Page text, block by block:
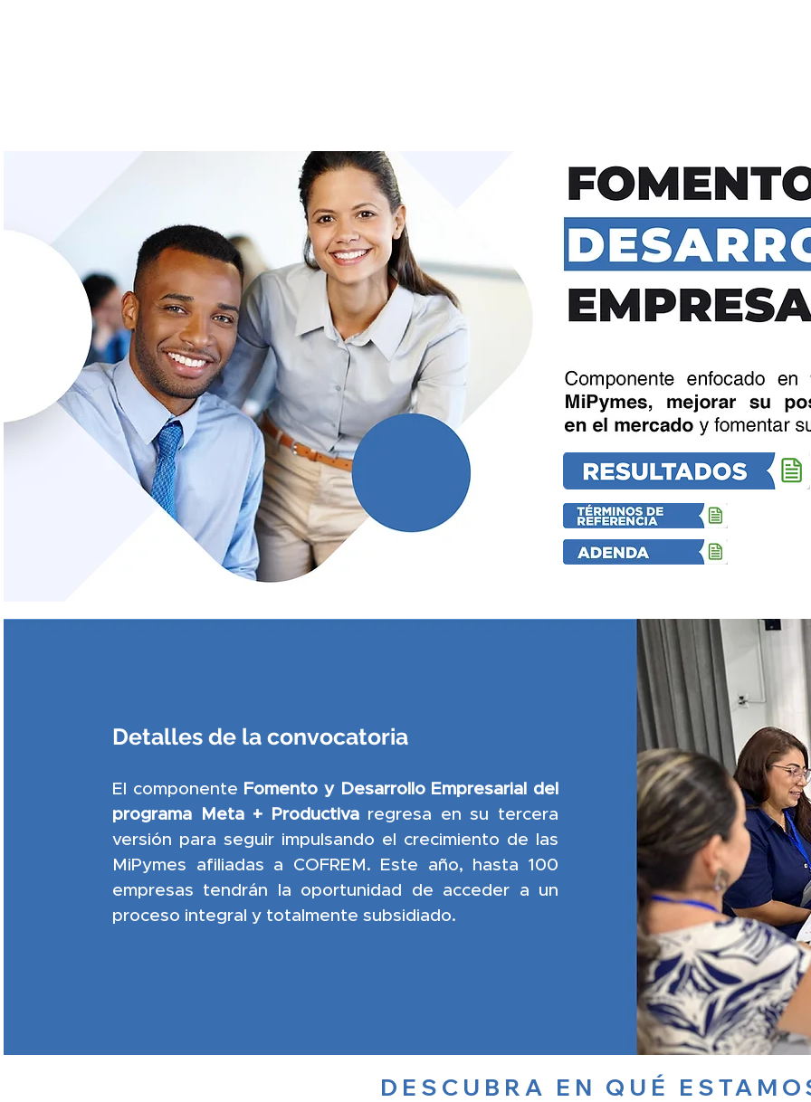
Detalles de la convocatoria
El componente Fomento y Desarrollo Empresarial del
programa Meta + Productivaregresa en su tercera
versión para seguir impulsando el crecimiento de las
MiPymes afiliadas a COFREM. Este año, hasta 100
empresas tendrán la oportunidad de acceder a un
proceso integral y totalmente subsidiado.
DESCUBRA EN QUÉ